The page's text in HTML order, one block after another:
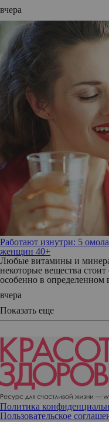
вчера
Работают изнутри: 5
женщин 40+
Любые витамины и
некоторые вещества
особенно в определенном
вчера
Показать еще
Политика
Пользовательское